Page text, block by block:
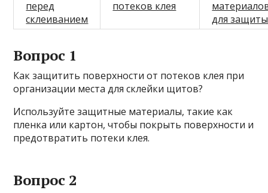
перед
склеиванием
потеков клея
для защиты
Вопрос 1
Как защитить поверхности от потеков клея при
организации места для склейки щитов?
Используйте защитные материалы, такие как
пленка или картон, чтобы покрыть поверхности и
предотвратить потеки клея.
Вопрос 2